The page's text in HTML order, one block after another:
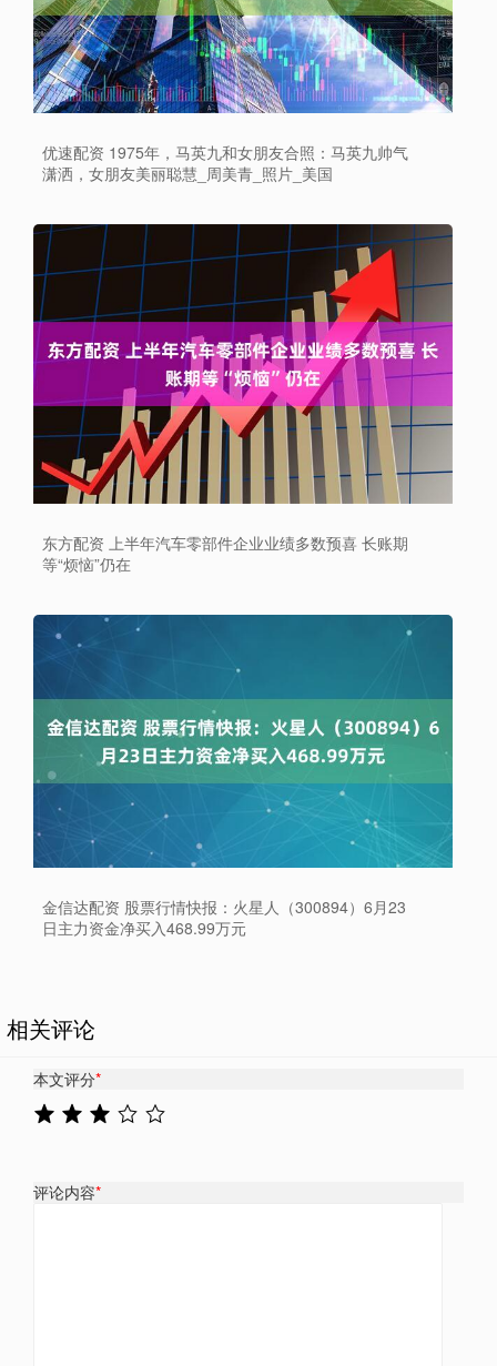
优速配资 1975年，马英九和女朋友合照：马英九帅气
潇洒，女朋友美丽聪慧_周美青_照片_美国
东方配资 上半年汽车零部件企业业绩多数预喜 长账期
等“烦恼”仍在
金信达配资 股票行情快报：火星人（300894）6月23
日主力资金净买入468.99万元
相关评论
本文评分*
评论内容*